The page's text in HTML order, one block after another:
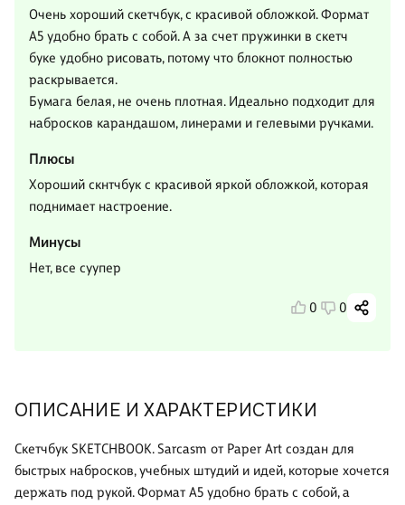
ОПИСАНИЕ И ХАРАКТЕРИСТИКИ
Скетчбук SKETCHBOOK. Sarcasm от Paper Art создан для
быстрых набросков, учебных штудий и идей, которые хочется
держать под рукой. Формат А5 удобно брать с собой, а
Очень хороший скетчбук, с красивой обложкой. Формат
А5 удобно брать с собой. А за счет пружинки в скетч
буке удобно рисовать, потому что блокнот полностью
раскрывается.
Бумага белая, не очень плотная. Идеально подходит для
набросков карандашом, линерами и гелевыми ручками.
Плюсы
Хороший скнтчбук с красивой яркой обложкой, которая
поднимает настроение.
Минусы
Нет, все суупер
0 0